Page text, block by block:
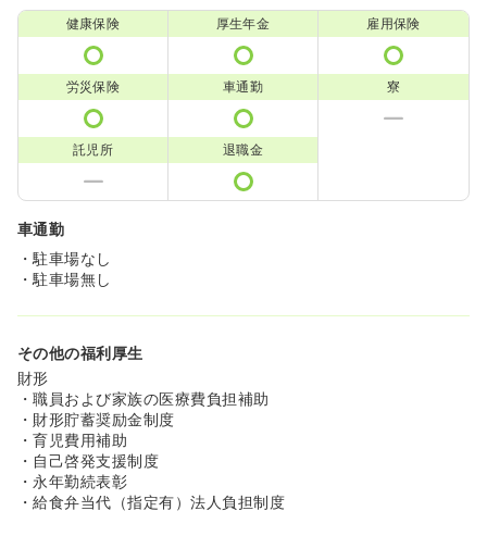
健康保険 厚生年金 雇用保険
労災保険 車通勤 寮
託児所 退職金
車通勤
・駐車場なし
・駐車場無し
その他の福利厚生
財形
・職員および家族の医療費負担補助
・財形貯蓄奨励金制度
・育児費用補助
・自己啓発支援制度
・永年勤続表彰
・給食弁当代（指定有）法人負担制度